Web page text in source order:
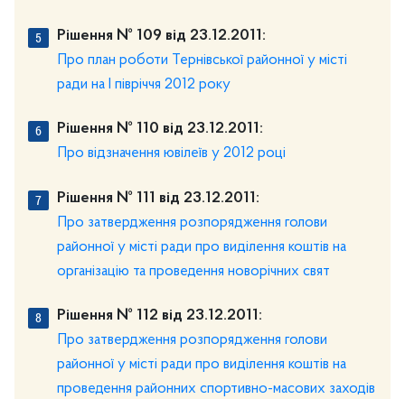
Рішення № 109 від 23.12.2011:
Про план роботи Тернівської районної у місті
ради на І півріччя 2012 року
Рішення № 110 від 23.12.2011:
Про відзначення ювілеїв у 2012 році
Рішення № 111 від 23.12.2011:
Про затвердження розпорядження голови
районної у місті ради про виділення коштів на
організацію та проведення новорічних свят
Рішення № 112 від 23.12.2011:
Про затвердження розпорядження голови
районної у місті ради про виділення коштів на
проведення районних спортивно-масових заходів